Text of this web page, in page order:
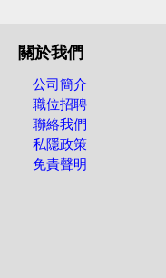
關於我們
公司簡介
職位招聘
聯絡我們
私隱政策
免責聲明